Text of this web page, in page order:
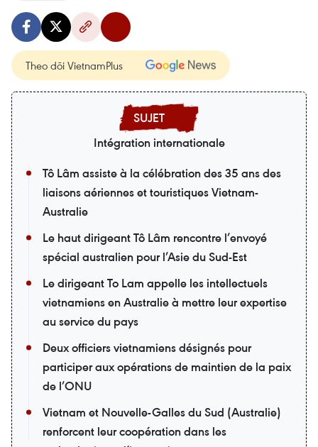
Theo dõi VietnamPlus
Intégration internationale
Tô Lâm assiste à la célébration des 35 ans des
liaisons aériennes et touristiques Vietnam-
Australie
Le haut dirigeant Tô Lâm rencontre l’envoyé
spécial australien pour l’Asie du Sud-Est
Le dirigeant To Lam appelle les intellectuels
vietnamiens en Australie à mettre leur expertise
au service du pays
Deux officiers vietnamiens désignés pour
participer aux opérations de maintien de la paix
de l’ONU
Vietnam et Nouvelle-Galles du Sud (Australie)
renforcent leur coopération dans les